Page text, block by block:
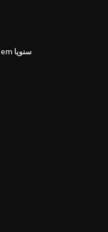
المتخصصون في التجارة الدولية لأمريكا bensalem سنويا